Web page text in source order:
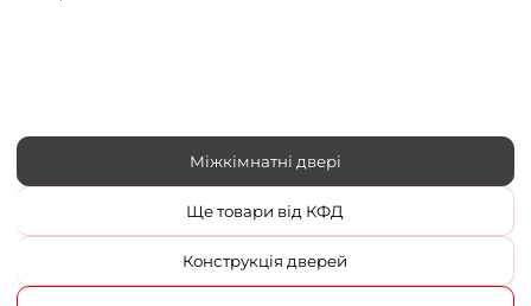
Міжкімнатні двері
Ще товари від КФД
Конструкція дверей